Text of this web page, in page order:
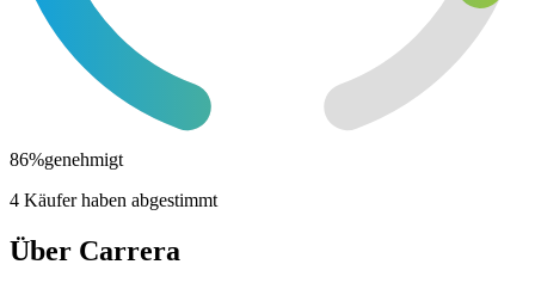
86%genehmigt
4 Käufer haben abgestimmt
Über Carrera